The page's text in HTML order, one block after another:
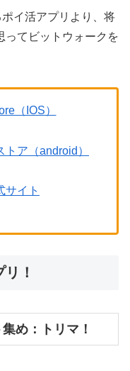
イ活アプリより、将
ってビットウォークを
（IOS）
ア（android）
サイト
！
め：トリマ！